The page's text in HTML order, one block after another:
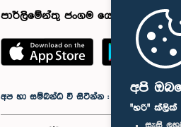
අපි
"හරි" ක්ලික්
පාර්ලිමේන්තු ජංගම යෙදුම
අප හා සම්බන්ධ වී සිටින්න :